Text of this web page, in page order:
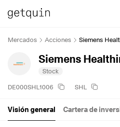
Mercados Acciones Siemens
Siemens
Stock
DE000SHL1006 SHL
Visión general Cartera de